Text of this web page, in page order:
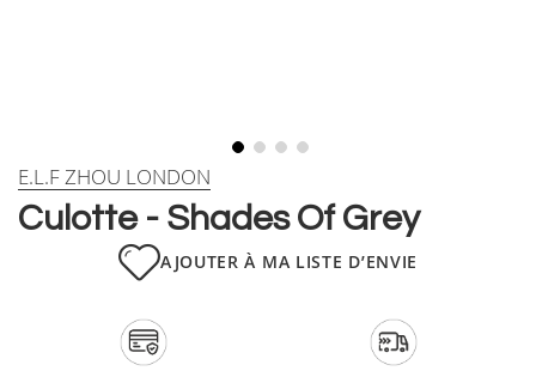
Skip
theCulotte - Shades Of Grey
E.L.F ZHOU LONDON
AJOUTER À MA LISTE D’ENVIE